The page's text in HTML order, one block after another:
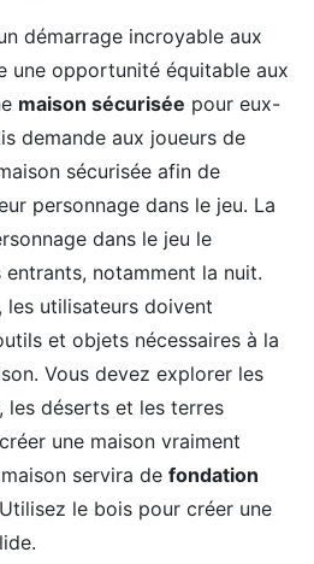
démarrage incroyable aux
une opportunité équitable aux
maison sécurisée pour eux-
demande aux joueurs de
sécurisée afin de
personnage dans le jeu. La
dans le jeu le
notamment la nuit.
les utilisateurs doivent
et objets nécessaires à la
Vous devez explorer les
les déserts et les terres
une maison vraiment
servira de fondation
le bois pour créer une